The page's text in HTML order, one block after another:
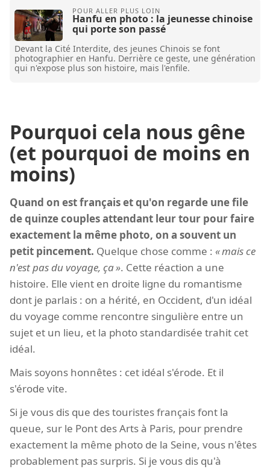
Hanfu en photo : la jeunesse chinoise
qui porte son passé
Devant la Cité Interdite, des jeunes Chinois se font
photographier en Hanfu. Derrière ce geste, une génération
qui n'expose plus son histoire, mais l'enfile.
Pourquoi cela nous gêne
(et pourquoi de moins en
moins)
Quand on est français et qu'on regarde une file
de quinze couples attendant leur tour pour faire
exactement la même photo, on a souvent un
petit pincement. Quelque chose comme :
mais ce
n'est pas du voyage, ça . Cette réaction a une
histoire. Elle vient en droite ligne du romantisme
dont je parlais : on a hérité, en Occident, d'un idéal
du voyage comme rencontre singulière entre un
sujet et un lieu, et la photo standardisée trahit cet
idéal.
Mais soyons honnêtes : cet idéal s'érode. Et il
s'érode vite.
Si je vous dis que des touristes français font la
queue, sur le Pont des Arts à Paris, pour prendre
exactement la même photo de la Seine, vous n'êtes
probablement pas surpris. Si je vous dis qu'à